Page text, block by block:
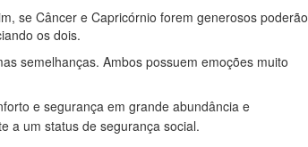
se Câncer e Capricórnio forem generosos poderão
os dois.
semelhanças. Ambos possuem emoções muito
e segurança em grande abundância e
a um status de segurança social.